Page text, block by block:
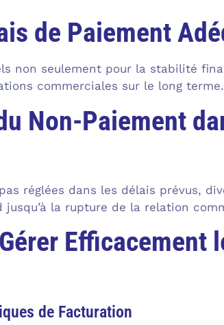
de Paiement
non seulement pour la stabilité
commerciales sur le long terme.
Non-Paiement
réglées dans les délais prévus,
jusqu’à la rupture de la relation
Efficacement
de Facturation